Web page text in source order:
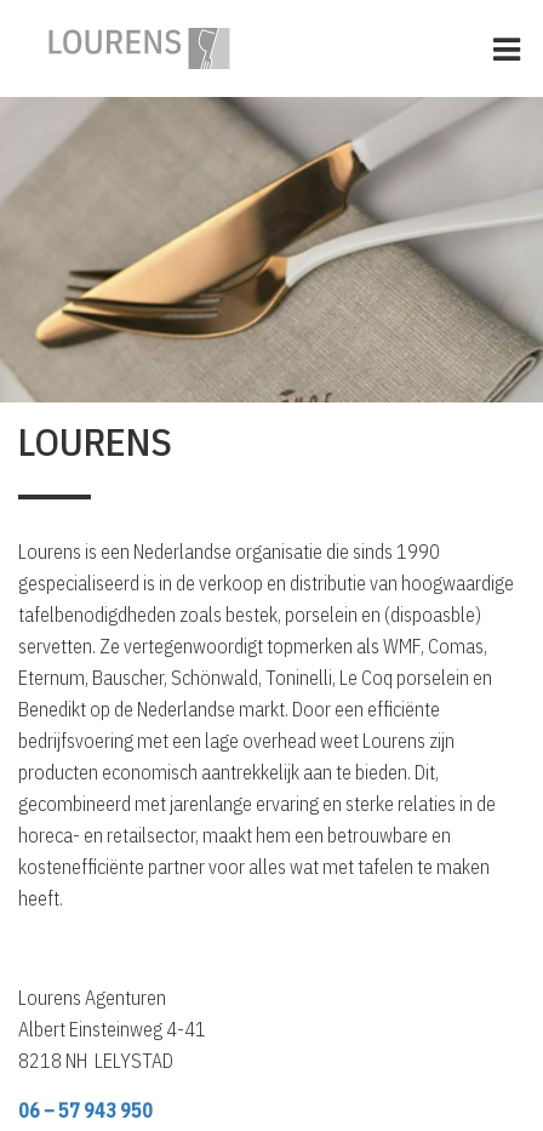
SERVETTEN, KLEUR, LOGO
TABLETOP EN BAR
ONZE MERKEN
OVER LOURENS AGENTUREN
CONTACT
LOURENS
Lourens is een Nederlandse organisatie die sinds 1990
gespecialiseerd is in de verkoop en distributie van hoogwaardige
tafelbenodigdheden zoals bestek, porselein en (dispoasble)
servetten. Ze vertegenwoordigt topmerken als WMF, Comas,
Eternum, Bauscher, Schönwald, Toninelli, Le Coq porselein en
Benedikt op de Nederlandse markt. Door een efficiënte
bedrijfsvoering met een lage overhead weet Lourens zijn
producten economisch aantrekkelijk aan te bieden. Dit,
gecombineerd met jarenlange ervaring en sterke relaties in de
horeca- en retailsector, maakt hem een betrouwbare en
kostenefficiënte partner voor alles wat met tafelen te maken
heeft.
Lourens Agenturen
Albert Einsteinweg 4-41
8218 NH LELYSTAD
06 – 57 943 950